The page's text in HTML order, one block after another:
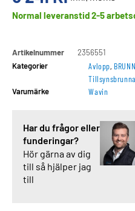
Normal leveranstid 2-5
Artikelnummer
2356551
Kategorier
Avlopp,
Varumärke Wavin
Har du frågor eller
funderingar?
Hör gärna av dig
till så hjälper jag
till